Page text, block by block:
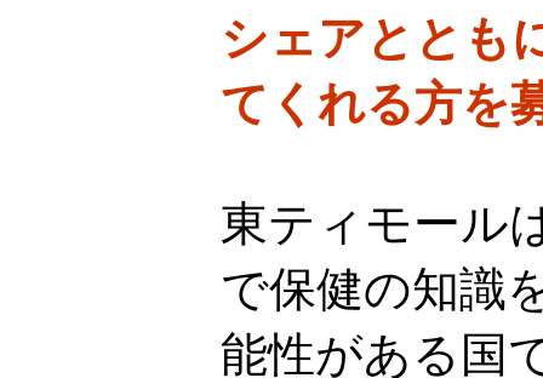
シェアととも
てくれる方を
東ティモール
で保健の知識
能性がある国